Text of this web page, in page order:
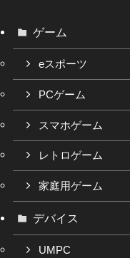
ゲーム
eスポーツ
PCゲーム
スマホゲーム
レトロゲーム
家庭用ゲーム
デバイス
UMPC